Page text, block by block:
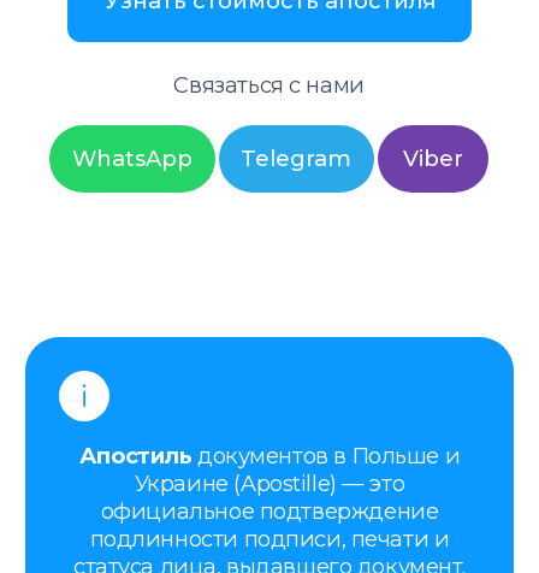
Апостиль
Украине (Apostille) — это
подлинности подписи, печати и
Апостиль ставится для того, чтобы
документ, оформленный в Польше
или Украине, имел юридическую
силу за границей.